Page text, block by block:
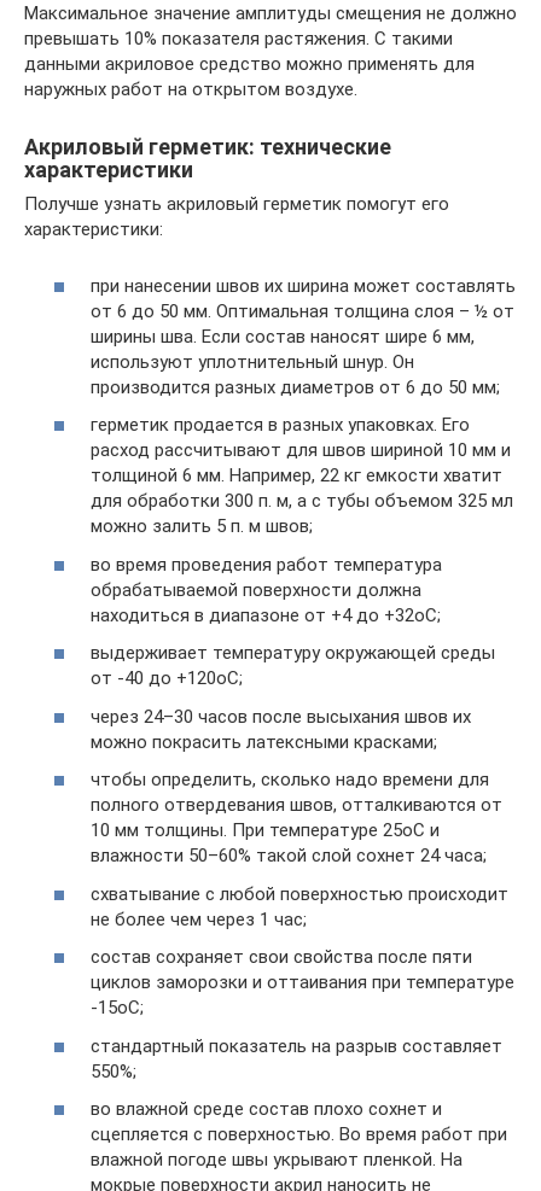
Максимальное значение амплитуды смещения не должно
превышать 10% показателя растяжения. С такими
данными акриловое средство можно применять для
наружных работ на открытом воздухе.
Акриловый герметик: технические
характеристики
Получше узнать акриловый герметик помогут его
характеристики:
при нанесении швов их ширина может составлять
от 6 до 50 мм. Оптимальная толщина слоя – ½ от
ширины шва. Если состав наносят шире 6 мм,
используют уплотнительный шнур. Он
производится разных диаметров от 6 до 50 мм;
герметик продается в разных упаковках. Его
расход рассчитывают для швов шириной 10 мм и
толщиной 6 мм. Например, 22 кг емкости хватит
для обработки 300 п. м, а с тубы объемом 325 мл
можно залить 5 п. м швов;
во время проведения работ температура
обрабатываемой поверхности должна
находиться в диапазоне от +4 до +32оС;
выдерживает температуру окружающей среды
от -40 до +120оС;
через 24–30 часов после высыхания швов их
можно покрасить латексными красками;
чтобы определить, сколько надо времени для
полного отвердевания швов, отталкиваются от
10 мм толщины. При температуре 25оС и
влажности 50–60% такой слой сохнет 24 часа;
схватывание с любой поверхностью происходит
не более чем через 1 час;
состав сохраняет свои свойства после пяти
циклов заморозки и оттаивания при температуре
-15оС;
стандартный показатель на разрыв составляет
550%;
во влажной среде состав плохо сохнет и
сцепляется с поверхностью. Во время работ при
влажной погоде швы укрывают пленкой. На
мокрые поверхности акрил наносить не